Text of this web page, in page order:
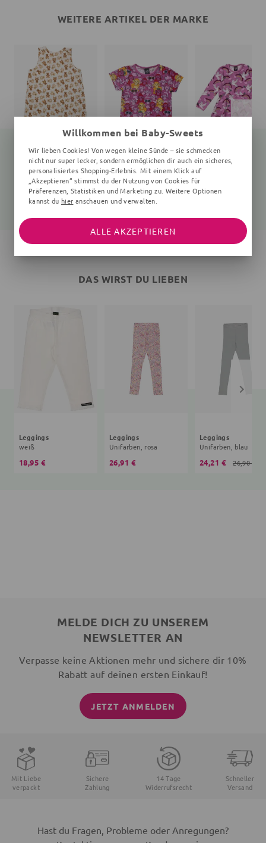
WEITERE ARTIKEL DER MARKE
Schlafsack Bär Teddy
creme
33,95 €
T-Shirt
Affen
26,95 €
Vögel, rosa
DAS WIRST DU LIEBEN
Leggings
weiß
18,95 €
Leggings
Unifarben, rosa
26,91 €
Leggings
Unifarben, blau
24,21 € 26,90 €
MELDE DICH ZU UNSEREM
NEWSLETTER AN
Verpasse keine Aktionen mehr und sichere dir 10%
Rabatt auf deinen ersten Einkauf!
JETZT ANMELDEN
Mit Liebe
verpackt
Sichere
Zahlung
14 Tage
Widerrufsrecht
Schneller
Versand
Hast du Fragen, Probleme oder Anregungen?
Willkommen bei Baby-Sweets
Wir lieben Cookies! Von wegen kleine Sünde – sie schmecken
nicht nur super lecker, sondern ermöglichen dir auch ein sicheres,
personalisiertes Shopping-Erlebnis. Mit einem Klick auf
„Akzeptieren“ stimmst du der Nutzung von Cookies für
Präferenzen, Statistiken und Marketing zu. Weitere Optionen
kannst du hier anschauen und verwalten.
ALLE AKZEPTIEREN